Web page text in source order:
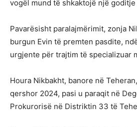
vogël mund të shkaktojë një
Pavarësisht paralajmërimit, zonja
burgun Evin të premten pasdite,
urgjente për trajtim të specializuar
Houra Nikbakht, banore në
qershor 2024, pasi u paraqit në
Prokurorisë në Distriktin 33 të